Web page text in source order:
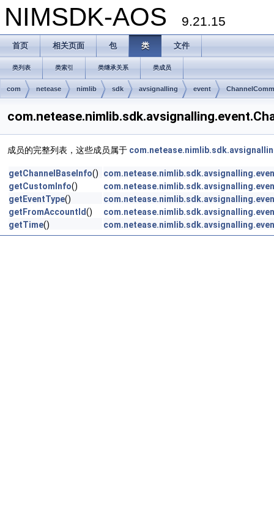
NIMSDK-AOS 9.21.15
首页 相关页面 包 类 文件
类列表 类索引 类继承关系 类成员
com netease nimlib sdk avsignalling event
成员的完整列表，这些成员属于
getChannelBaseInfo()
getCustomInfo()
getEventType()
getFromAccountId()
getTime()